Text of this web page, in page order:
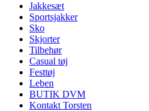
Jakkesæt
Sportsjakker
Sko
Skjorter
Tilbehør
Casual tøj
Festtøj
Leben
BUTIK DVM
Kontakt Torsten